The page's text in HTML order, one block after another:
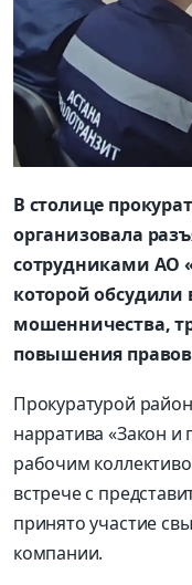
В столице
организовала
сотрудниками АО
которой
мошенничества,
повышения
Прокуратурой
нарратива «Закон и
рабочим
встрече с
принято участие
компании.